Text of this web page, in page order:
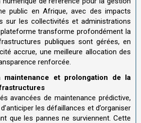
public en Afrique, avec des impacts
sur les collectivités et administrations
plateforme transforme profondément la
publiques sont gérées, en
accrue, une meilleure allocation des
renforcée.
maintenance et prolongation de la
avancées de maintenance prédictive,
les défaillances et d’organiser
que les pannes ne surviennent. Cette